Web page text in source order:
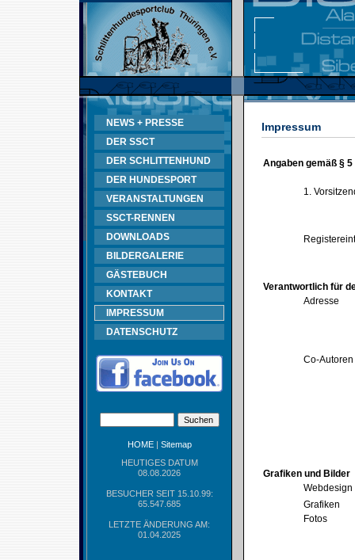
NEWS + PRESSE
DER SSCT
DER SCHLITTENHUND
DER HUNDESPORT
VERANSTALTUNGEN
SSCT-RENNEN
DOWNLOADS
BILDERGALERIE
GÄSTEBUCH
KONTAKT
IMPRESSUM
DATENSCHUTZ
HOME| Sitemap
HEUTIGES DATUM
08.08.2026
BESUCHER SEIT 15.10.99:
65.547.685
LETZTE ÄNDERUNG AM:
01.04.2025
Impressum
Angaben gemäß § 5
1.
Verantwortlich für
Adresse
Co-Autoren
Grafiken und Bilder
Webdesign
Grafiken
Fotos